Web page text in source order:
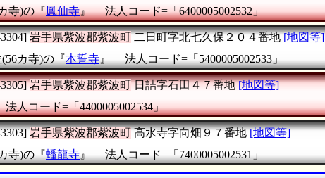
寺)の『鳳仙寺』 法人コード=「6400005002532」
岩手県紫波郡紫波町二日町字北七久保２０４番地 [地図等]
カ寺)の『本誓寺 』 法人コード=「5400005002533」
岩手県紫波郡紫波町日詰字石田４７番地 [地図等]
法人コード=「4400005002534」
岩手県紫波郡紫波町高水寺字向畑９７番地 [地図等]
寺)の『蟠龍寺 』 法人コード=「7400005002531」